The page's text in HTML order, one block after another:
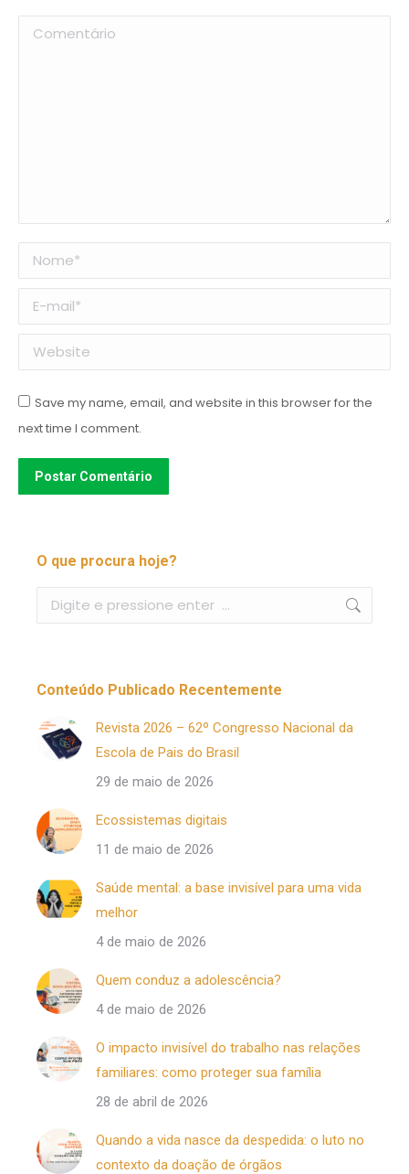
Comentário
Nome *
E-mail *
Website
Save my name, email, and website in this browser for the
next time I comment.
Postar Comentário
O que procura hoje?
Buscar
Conteúdo Publicado Recentemente
Revista 2026 – 62º Congresso Nacional da
Escola de Pais do Brasil
29 de maio de 2026
Ecossistemas digitais
11 de maio de 2026
Saúde mental: a base invisível para uma vida
melhor
4 de maio de 2026
Quem conduz a adolescência?
4 de maio de 2026
O impacto invisível do trabalho nas relações
familiares: como proteger sua família
28 de abril de 2026
Quando a vida nasce da despedida: o luto no
contexto da doação de órgãos